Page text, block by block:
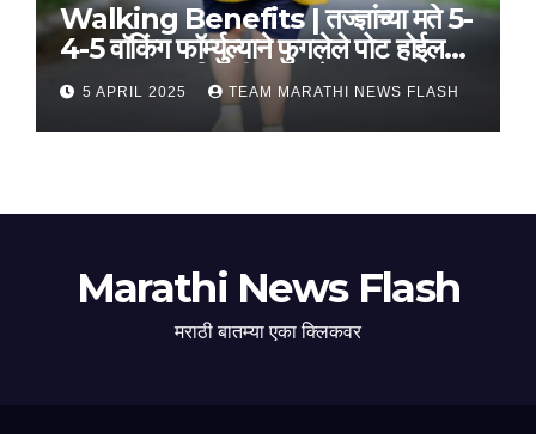
Walking Benefits | तज्ज्ञांच्या मते 5-
4-5 वॉकिंग फॉर्म्युल्याने फुगलेले पोट होईल
लवकर सपाट, मिळतील फायदे
5 APRIL 2025 TEAM MARATHI NEWS FLASH
Marathi News Flash
मराठी बातम्या एका क्लिकवर